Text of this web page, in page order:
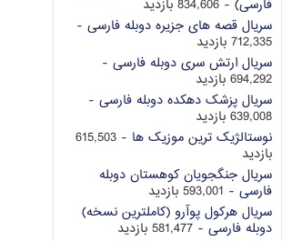
فارسی) - 834,606 بازدید
سریال قصه های جزیره دوبله فارسی -
712,335 بازدید
سریال ارتش سری دوبله فارسی -
694,292 بازدید
سریال پزشک دهکده دوبله فارسی -
639,008 بازدید
نوستالژیک ترین موزیک ها
- 615,503
بازدید
سریال جنگجویان کوهستان دوبله
فارسی - 593,001 بازدید
سریال هرکول پوآرو (کاملترین نسخه)
دوبله فارسی - 581,477 بازدید